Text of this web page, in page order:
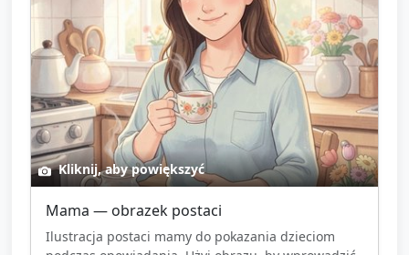
Kliknij, aby powiększyć
Mama — obrazek postaci
Ilustracja postaci mamy do pokazania dzieciom